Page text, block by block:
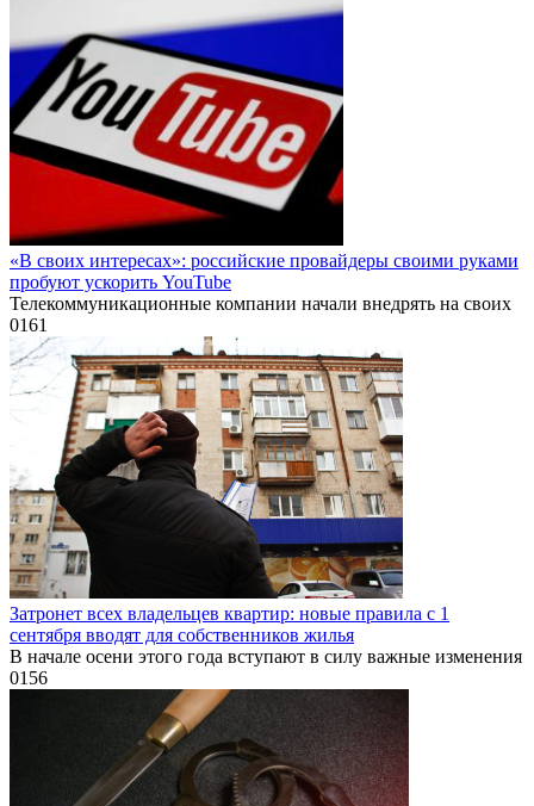
«В своих интересах»: российские провайдеры своими руками
пробуют ускорить YouTube
Телекоммуникационные компании начали внедрять на своих
0161
Затронет всех владельцев квартир: новые правила с 1
сентября вводят для собственников жилья
В начале осени этого года вступают в силу важные изменения
0156